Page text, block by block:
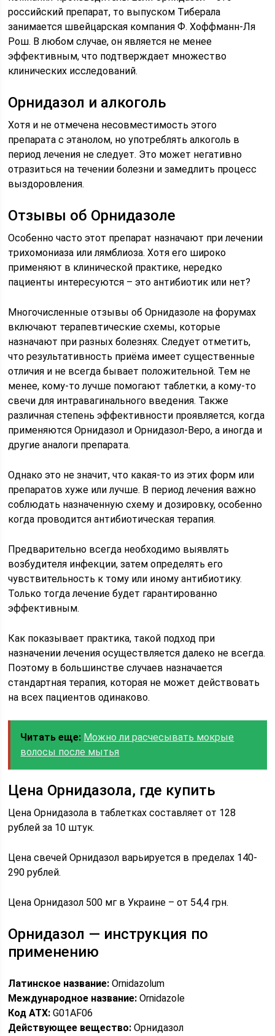
российский препарат, то выпуском Тиберала
занимается швейцарская компания Ф. Хоффманн-Ля
Рош. В любом случае, он является не менее
эффективным, что подтверждает множество
клинических исследований.
Орнидазол и алкоголь
Хотя и не отмечена несовместимость этого
препарата с этанолом, но употреблять алкоголь в
период лечения не следует. Это может негативно
отразиться на течении болезни и замедлить процесс
выздоровления.
Отзывы об Орнидазоле
Особенно часто этот препарат назначают при лечении
трихомониаза или лямблиоза. Хотя его широко
применяют в клинической практике, нередко
пациенты интересуются – это антибиотик или нет?
Многочисленные отзывы об Орнидазоле на форумах
включают терапевтические схемы, которые
назначают при разных болезнях. Следует отметить,
что результативность приёма имеет существенные
отличия и не всегда бывает положительной. Тем не
менее, кому-то лучше помогают таблетки, а кому-то
свечи для интравагинального введения. Также
различная степень эффективности проявляется, когда
применяются Орнидазол и Орнидазол-Веро, а иногда и
другие аналоги препарата.
Однако это не значит, что какая-то из этих форм или
препаратов хуже или лучше. В период лечения важно
соблюдать назначенную схему и дозировку, особенно
когда проводится антибиотическая терапия.
Предварительно всегда необходимо выявлять
возбудителя инфекции, затем определять его
чувствительность к тому или иному антибиотику.
Только тогда лечение будет гарантированно
эффективным.
Как показывает практика, такой подход при
назначении лечения осуществляется далеко не всегда.
Поэтому в большинстве случаев назначается
стандартная терапия, которая не может действовать
на всех пациентов одинаково.
Читать еще: Можно ли расчесывать мокрые
волосы после мытья
Цена Орнидазола, где купить
Цена Орнидазола в таблетках составляет от 128
рублей за 10 штук.
Цена свечей Орнидазол варьируется в пределах 140-
290 рублей.
Цена Орнидазол 500 мг в Украине – от 54,4 грн.
Орнидазол — инструкция по
применению
Латинское название: Ornidazolum
Международное название: Ornidazole
Код АТХ: G01AF06
Действующее вещество: Орнидазол